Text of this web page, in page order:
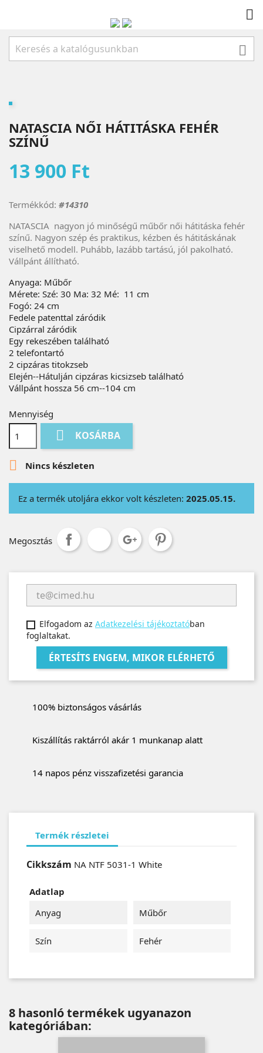


NATASCIA NŐI HÁTITÁSKA FEHÉR
SZÍNŰ
13 900 Ft
Termékkód: #14310
NATASCIA nagyon jó minőségű műbőr női hátitáska fehér
színű. Nagyon szép és praktikus, kézben és hátitáskának
viselhető modell. Puhább, lazább tartású, jól pakolható.
Vállpánt állítható.
Anyaga: Műbőr
Mérete: Szé: 30 Ma: 32 Mé: 11 cm
Fogó: 24 cm
Fedele patenttal záródik
Cipzárral záródik
Egy rekeszében található
2 telefontartó
2 cipzáras titokzseb
Elején--Hátulján cipzáras kicsizseb található
Vállpánt hossza 56 cm--104 cm
Mennyiség
 KOSÁRBA
 Nincs készleten
Ez a termék utoljára ekkor volt készleten: 2025.05.15.
Megosztás
Elfogadom az Adatkezelési tájékoztatóban
foglaltakat.
ÉRTESÍTS ENGEM, MIKOR ELÉRHETŐ
100% biztonságos vásárlás
Kiszállítás raktárról akár 1 munkanap alatt
14 napos pénz visszafizetési garancia
Termék részletei
Cikkszám NA NTF 5031-1 White
Adatlap
Anyag
Műbőr
Szín Fehér
8 hasonló termékek ugyanazon
kategóriában: